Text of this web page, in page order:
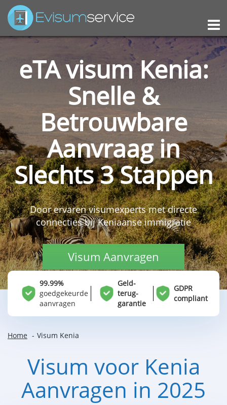
eTA visum Kenia:
Snelle &
Betrouwbare
Aanvraag in
Slechts 3 Stappen
Door ervaren visumexperts met directe
connecties bij Keniaanse immigratie
Visum Aanvragen
99.99%
goedgekeurde
aanvragen
Geld-
terug-
garantie
GDPR
compliant
Home Visum Kenia
Visum voor Kenia
Aanvragen in 2025